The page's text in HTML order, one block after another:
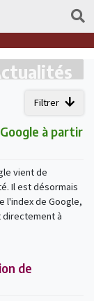
Filtrer
à partir
vient de
Il est désormais
l'index de Google,
directement à
de